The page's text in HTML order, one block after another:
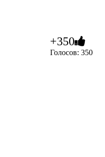
+350
Голосов: 350